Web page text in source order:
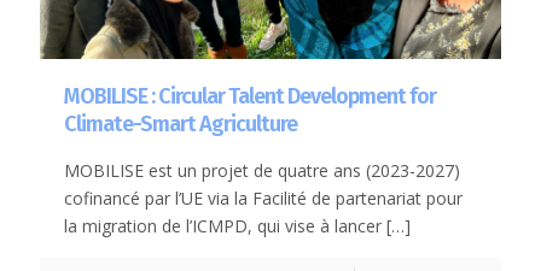
MOBILISE : Circular Talent Development for
Climate-Smart Agriculture
MOBILISE est un projet de quatre ans (2023-2027)
cofinancé par l’UE via la Facilité de partenariat pour
la migration de l’ICMPD, qui vise à lancer […]